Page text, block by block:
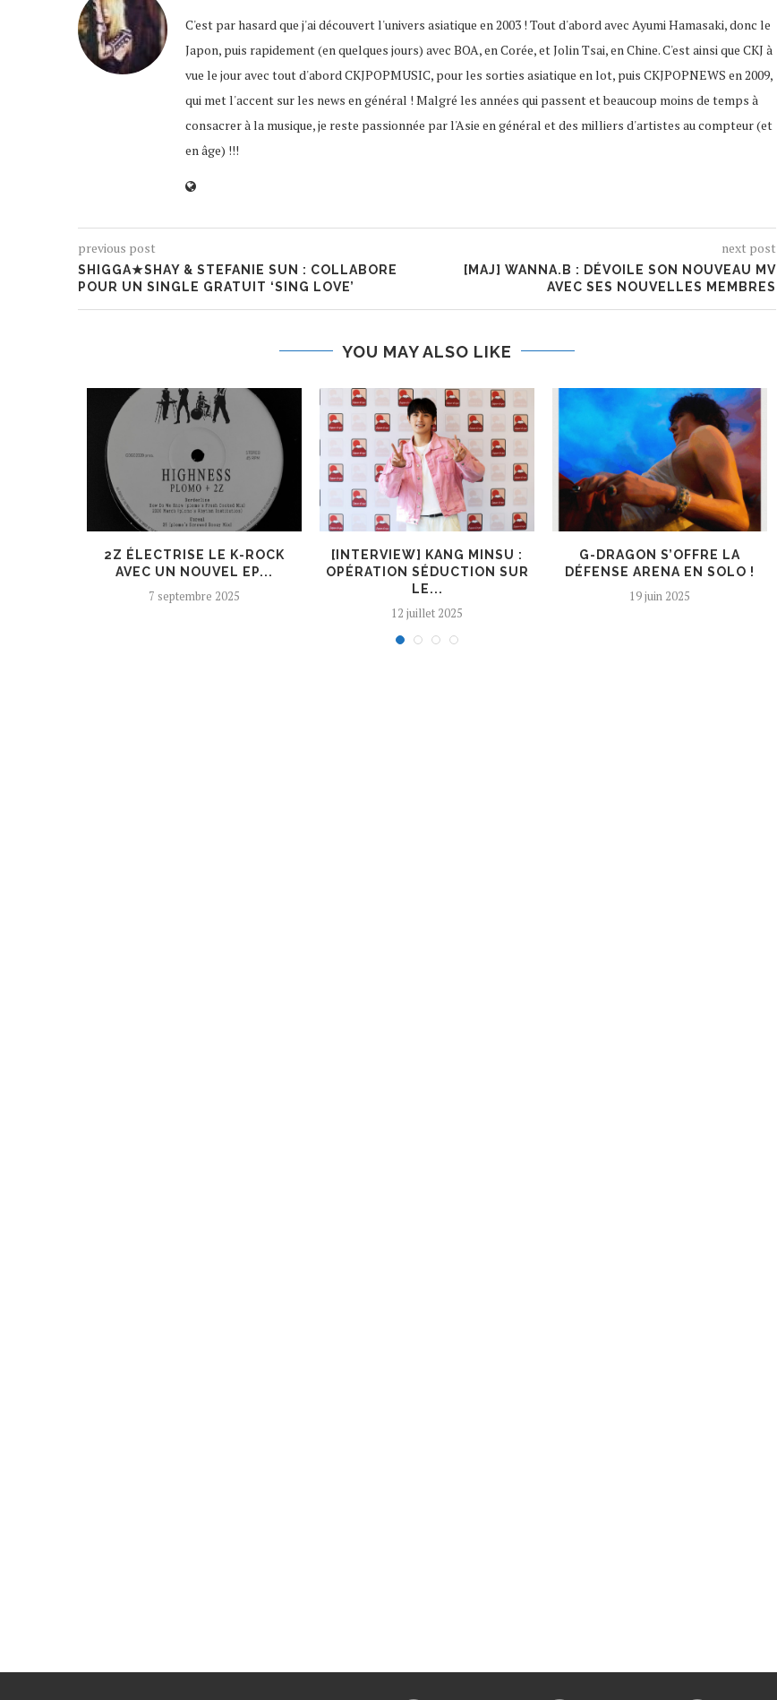
C'est par hasard que j'ai découvert l'univers asiatique en 2003 ! Tout d'abord avec Ayumi Hamasaki, donc le
Japon, puis rapidement (en quelques jours) avec BOA, en Corée, et Jolin Tsai, en Chine. C'est ainsi que CKJ à
vue le jour avec tout d'abord CKJPOPMUSIC, pour les sorties asiatique en lot, puis CKJPOPNEWS en 2009,
qui met l'accent sur les news en général ! Malgré les années qui passent et beaucoup moins de temps à
consacrer à la musique, je reste passionnée par l'Asie en général et des milliers d'artistes au compteur (et
en âge) !!!
previous post
SHIGGA★SHAY & STEFANIE SUN : COLLABORE
POUR UN SINGLE GRATUIT ‘SING LOVE’
next post
[MAJ] WANNA.B : DÉVOILE SON NOUVEAU MV
AVEC SES NOUVELLES MEMBRES
YOU MAY ALSO LIKE
2Z ÉLECTRISE LE K-ROCK
AVEC UN NOUVEL EP...
7 septembre 2025
[INTERVIEW] KANG MINSU :
OPÉRATION SÉDUCTION SUR
LE...
12 juillet 2025
G-DRAGON S’OFFRE LA
DÉFENSE ARENA EN SOLO !
19 juin 2025